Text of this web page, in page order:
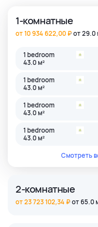
1-комнатные
от 29.0
от 10 934 622,00 ₽
1 bedroom
43.0 м²
1 bedroom
43.0 м²
1 bedroom
43.0 м²
1 bedroom
43.0 м²
Смотреть
2-комнатные
от 65.0
от 23 723 102,34 ₽